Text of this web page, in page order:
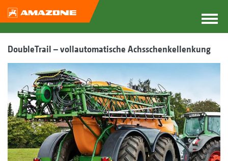
DoubleTrail – vollautomatische ­Achsschenkellenkung